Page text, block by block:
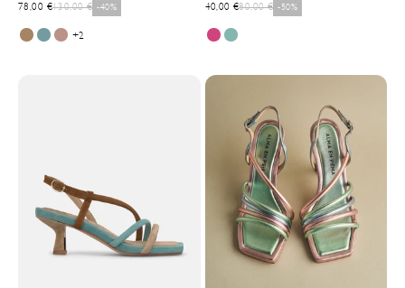
Precio de oferta
78,00 €Precio normal
130,00 € -40%
+2
FIVELA
Precio de oferta
40,00 €Precio normal
80,00 € -50%